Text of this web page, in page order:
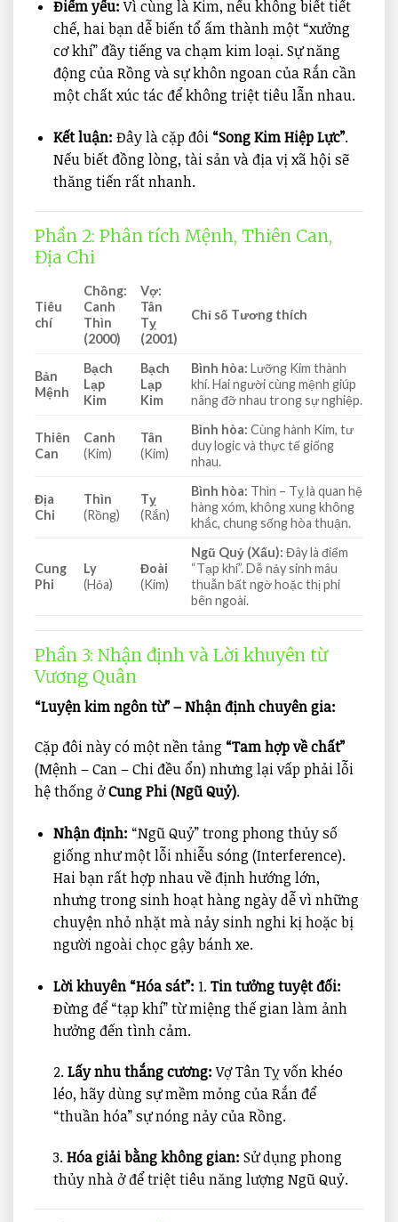
Điểm yếu:Vì cùng là Kim, nếu không biết tiết
chế, hai bạn dễ biến tổ ấm thành một “xưởng
cơ khí” đầy tiếng va chạm kim loại. Sự năng
động của Rồng và sự khôn ngoan của Rắn cần
một chất xúc tác để không triệt tiêu lẫn nhau.
Kết luận: Đây là cặp đôi “Song Kim Hiệp Lực”.
Nếu biết đồng lòng, tài sản và địa vị xã hội sẽ
thăng tiến rất nhanh.
Phần 2: Phân tích Mệnh, Thiên Can,
Địa Chi
Tiêu
chí
Chồng:
Canh
Thìn
(2000)
Vợ:
Tân
Tỵ
(2001)
Chỉ số Tương thích
Bản
Mệnh
Bạch
Lạp
Kim
Bạch
Lạp
Kim
Bình hòa: Lưỡng Kim thành
khí. Hai người cùng mệnh giúp
nâng đỡ nhau trong sự nghiệp.
Thiên
Can
Canh
(Kim)
Tân
(Kim)
Bình hòa: Cùng hành Kim, tư
duy logic và thực tế giống
nhau.
Địa
Chi
Thìn
(Rồng)
Tỵ
(Rắn)
Bình hòa: Thìn – Tỵ là quan hệ
hàng xóm, không xung không
khắc, chung sống hòa thuận.
Cung
Phi
Ly
(Hỏa)
Đoài
(Kim)
Ngũ Quỷ (Xấu): Đây là điểm
“Tạp khí”. Dễ nảy sinh mâu
thuẫn bất ngờ hoặc thị phi
bên ngoài.
Phần 3: Nhận định và Lời khuyên từ
Vương Quân
“Luyện kim ngôn từ” – Nhận định chuyên gia:
Cặp đôi này có một nền tảng “Tam hợp về chất”
(Mệnh – Can – Chi đều ổn) nhưng lại vấp phải lỗi
hệ thống ởCung Phi (Ngũ Quỷ).
Nhận định: “Ngũ Quỷ” trong phong thủy số
giống như một lỗi nhiễu sóng (Interference).
Hai bạn rất hợp nhau về định hướng lớn,
nhưng trong sinh hoạt hàng ngày dễ vì những
chuyện nhỏ nhặt mà nảy sinh nghi kị hoặc bị
người ngoài chọc gậy bánh xe.
Lời khuyên “Hóa sát”: 1.Tin tưởng tuyệt đối:
Đừng để “tạp khí” từ miệng thế gian làm ảnh
hưởng đến tình cảm.
2.Lấy nhu thắng cương:Vợ Tân Tỵ vốn khéo
léo, hãy dùng sự mềm mỏng của Rắn để
“thuần hóa” sự nóng nảy của Rồng.
3.Hóa giải bằng không gian: Sử dụng phong
thủy nhà ở để triệt tiêu năng lượng Ngũ Quỷ.